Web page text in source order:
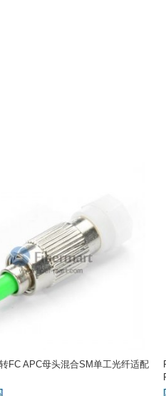
FC APC母头混合SM单工光纤适配